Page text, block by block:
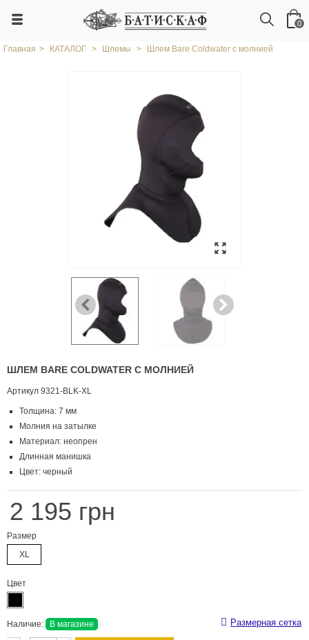
0
Главная > КАТАЛОГ > Шлемы > Шлем Bare Coldwater с молнией
ШЛЕМ BARE COLDWATER С МОЛНИЕЙ
Артикул 9321-BLK-XL
Толщина: 7 мм
Молния на затылке
Материал: неопрен
Длинная манишка
Цвет: черный
2 195 грн
Размер
XL
Цвет
Наличие: В магазине Размерная сетка